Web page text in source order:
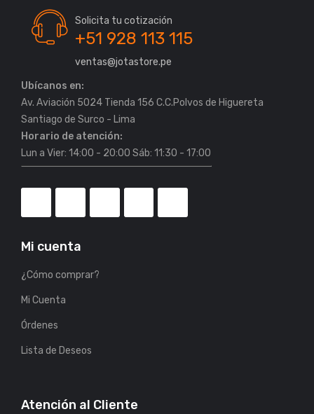
Solicita tu cotización
+51 928 113 115
ventas@jotastore.pe
Ubícanos en:
Av. Aviación 5024 Tienda 156 C.C.Polvos de Higuereta
Horario de atención:
Lun a Vier: 14:00 - 20:00 Sáb: 11:30 - 17:00
Mi cuenta
¿Cómo comprar?
Mi Cuenta
Órdenes
Lista de Deseos
Atención al Cliente